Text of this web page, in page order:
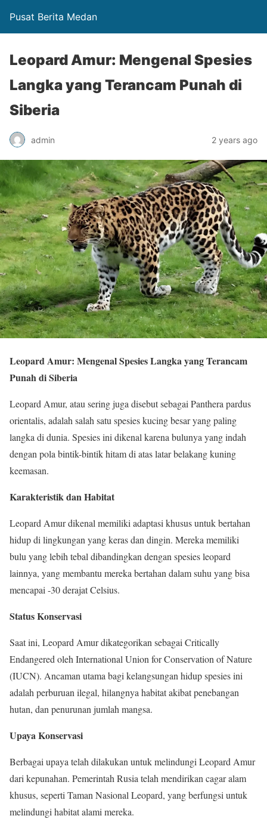
Pusat Berita Medan
Leopard Amur: Mengenal Spesies
Langka yang Terancam Punah di
Siberia
admin 2 years ago
Leopard Amur: Mengenal Spesies Langka yang Terancam
Punah di Siberia
Leopard Amur, atau sering juga disebut sebagai Panthera pardus
orientalis, adalah salah satu spesies kucing besar yang paling
langka di dunia. Spesies ini dikenal karena bulunya yang indah
dengan pola bintik-bintik hitam di atas latar belakang kuning
keemasan.
Karakteristik dan Habitat
Leopard Amur dikenal memiliki adaptasi khusus untuk bertahan
hidup di lingkungan yang keras dan dingin. Mereka memiliki
bulu yang lebih tebal dibandingkan dengan spesies leopard
lainnya, yang membantu mereka bertahan dalam suhu yang bisa
mencapai -30 derajat Celsius.
Status Konservasi
Saat ini, Leopard Amur dikategorikan sebagai Critically
Endangered oleh International Union for Conservation of Nature
(IUCN). Ancaman utama bagi kelangsungan hidup spesies ini
adalah perburuan ilegal, hilangnya habitat akibat penebangan
hutan, dan penurunan jumlah mangsa.
Upaya Konservasi
Berbagai upaya telah dilakukan untuk melindungi Leopard Amur
dari kepunahan. Pemerintah Rusia telah mendirikan cagar alam
khusus, seperti Taman Nasional Leopard, yang berfungsi untuk
melindungi habitat alami mereka.